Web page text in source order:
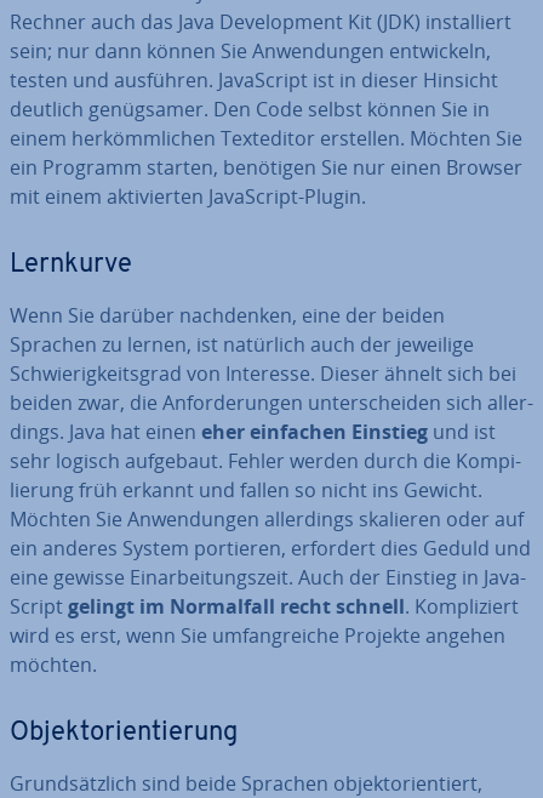
Rechner auch das Java De­ve­lo­p­ment Kit (JDK) in­stal­liert
sein; nur dann können Sie An­wen­dun­gen ent­wi­ckeln,
testen und ausführen. Ja­va­Script ist in dieser Hinsicht
deutlich ge­nüg­sa­mer. Den Code selbst können Sie in
einem her­kömm­li­chen Text­edi­tor erstellen. Möchten Sie
ein Programm starten, benötigen Sie nur einen Browser
mit einem ak­ti­vier­ten Ja­va­Script-Plugin.
Lernkurve
Wenn Sie darüber nach­den­ken, eine der beiden
Sprachen zu lernen, ist natürlich auch der jeweilige
Schwie­rig­keits­grad von Interesse. Dieser ähnelt sich bei
beiden zwar, die An­for­de­run­gen un­ter­schei­den sich al­ler­
dings. Java hat einen eher einfachen Einstieg und ist
sehr logisch aufgebaut. Fehler werden durch die Kom­pi­
lie­rung früh erkannt und fallen so nicht ins Gewicht.
Möchten Sie An­wen­dun­gen al­ler­dings skalieren oder auf
ein anderes System portieren, erfordert dies Geduld und
eine gewisse Ein­ar­bei­tungs­zeit. Auch der Einstieg in Ja­va­
Scriptgelingt im Nor­mal­fall recht schnell. Kom­pli­ziert
wird es erst, wenn Sie um­fang­rei­che Projekte angehen
möchten.
Ob­jekt­ori­en­tie­rung
Grund­sätz­lich sind beide Sprachen ob­jekt­ori­en­tiert,